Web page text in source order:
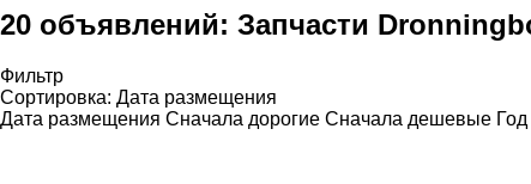
20 объявлений: Запчасти
Фильтр
Сортировка: Дата размещения
Дата размещения Сначала дорогие Сначала дешевые